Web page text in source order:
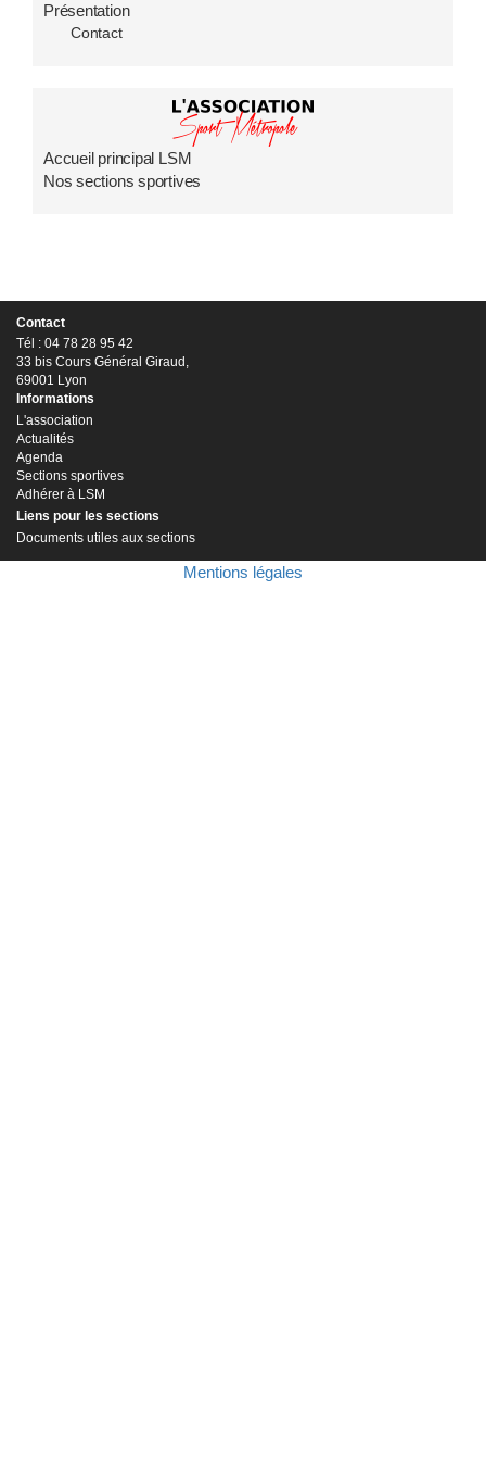
Présentation
Contact
Accueil principal LSM
Nos sections sportives
Contact
Tél : 04 78 28 95 42
33 bis Cours Général Giraud,
69001 Lyon
Informations
L'association
Actualités
Agenda
Sections sportives
Adhérer à LSM
Liens pour les sections
Documents utiles aux sections
Mentions légales